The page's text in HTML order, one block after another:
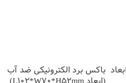
باکس برد الکترونیکی ضد آب